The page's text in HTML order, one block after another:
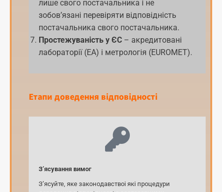
лише свого постачальника і не
зобов’язані перевіряти відповідність
постачальника свого постачальника.
Простежуваність у ЄС – акредитовані
лабораторії (EA) і метрологія (EUROMET).
Етапи доведення відповідності
З’ясування вимог
З’ясуйте, яке законодавствоі які процедури